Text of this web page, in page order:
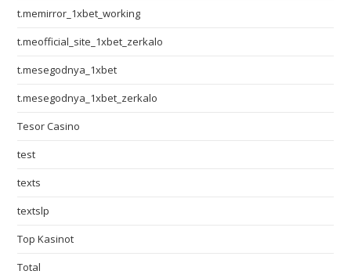
t.memirror_1xbet_working
t.meofficial_site_1xbet_zerkalo
t.mesegodnya_1xbet
t.mesegodnya_1xbet_zerkalo
Tesor Casino
test
texts
textslp
Top Kasinot
Total